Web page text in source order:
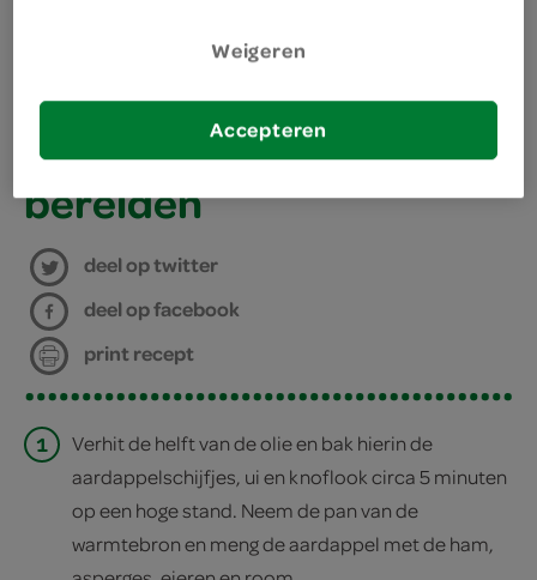
ovenvaste koekenpan
bereiden
deel op twitter
deel op facebook
print recept
1
Verhit de helft van de olie en bak hierin de
aardappelschijfjes, ui en knoflook circa 5 minuten
op een hoge stand. Neem de pan van de
warmtebron en meng de aardappel met de ham,
Weigeren
Accepteren